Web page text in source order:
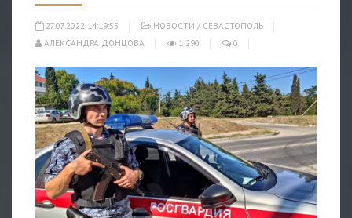
27.07.2022 14:19:55 НОВОСТИ / СЕВАСТОПОЛЬ
АЛЕКСАНДРА ДОНЦОВА
1 290 0